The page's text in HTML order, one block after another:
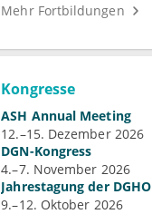
Mehr Fortbildungen
Kongresse
ASH Annual Meeting
12.–15. Dezember 2026
DGN-Kongress
4.–7. November 2026
Jahrestagung der DGHO
9.–12. Oktober 2026